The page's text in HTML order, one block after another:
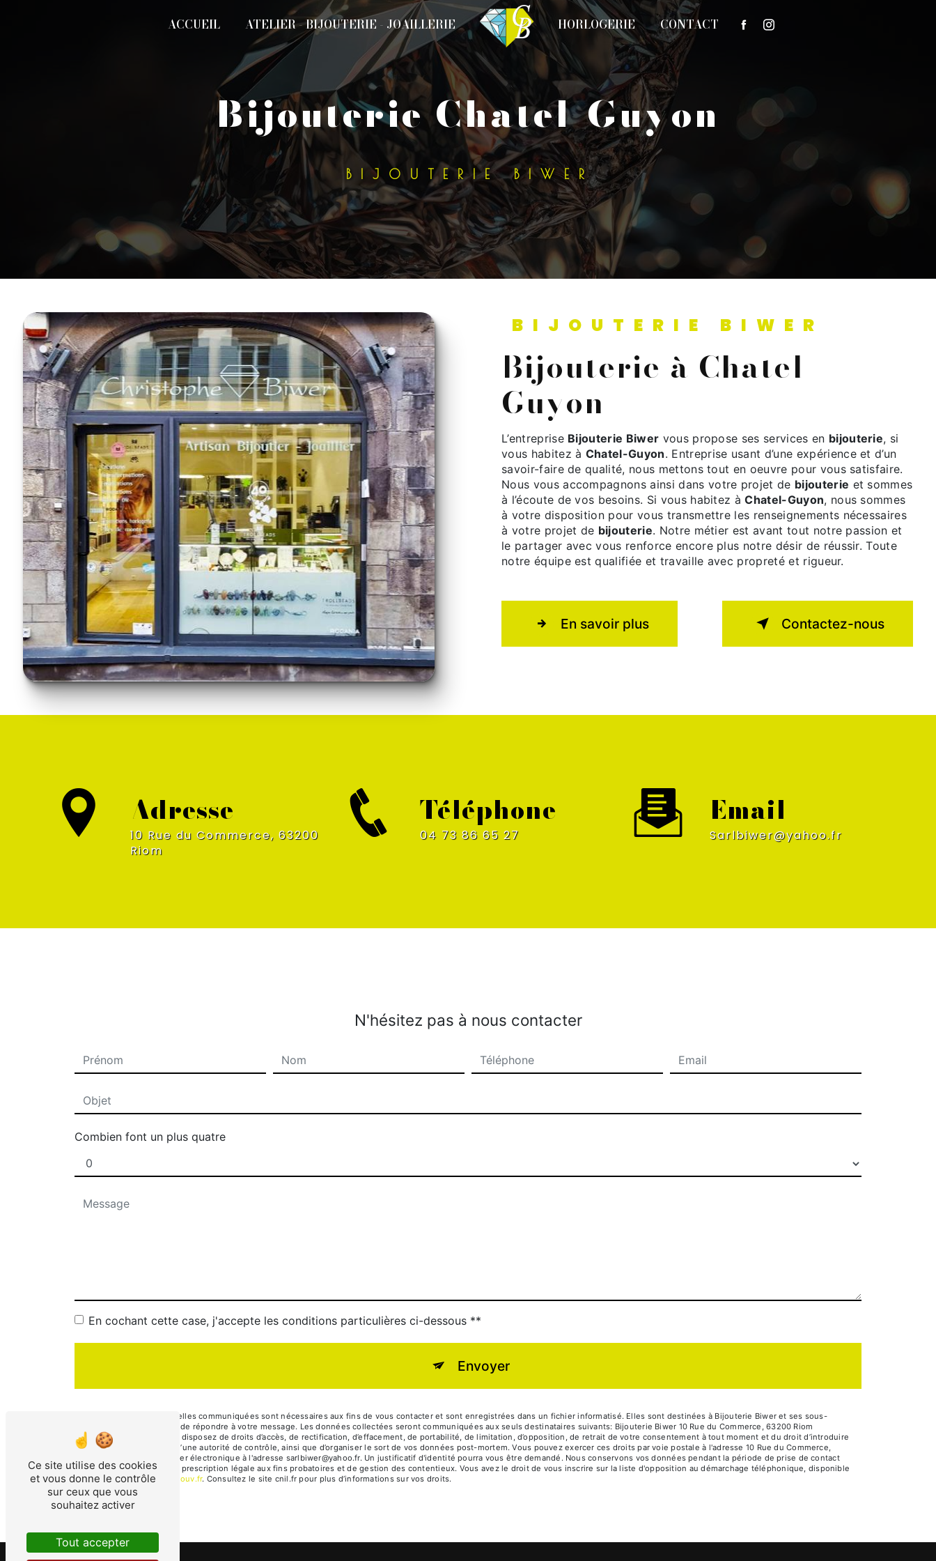
ACCUEIL ATELIER - BIJOUTERIE - JOAILLERIE HORLOGERIE CONTACT
bijouterie Chatel-Guyon
BIJOUTERIE BIWER
BIJOUTERIE BIWER
bijouterie à Chatel-
Guyon
L’entreprise Bijouterie Biwer vous propose ses services en bijouterie, si
vous habitez à Chatel-Guyon. Entreprise usant d’une expérience et d’un
savoir-faire de qualité, nous mettons tout en oeuvre pour vous satisfaire.
Nous vous accompagnons ainsi dans votre projet de bijouterie et sommes
à l’écoute de vos besoins. Si vous habitez àChatel-Guyon, nous sommes
à votre disposition pour vous transmettre les renseignements nécessaires
à votre projet de bijouterie. Notre métier est avant tout notre passion et
le partager avec vous renforce encore plus notre désir de réussir. Toute
notre équipe est qualifiée et travaille avec propreté et rigueur.
En savoir plus Contactez-nous
Adresse
10 Rue du Commerce, 63200
Riom
Téléphone
04 73 86 65 27
Email
sarlbiwer@yahoo.fr
N'hésitez pas à nous contacter
Combien font un plus quatre
En cochant cette case, j'accepte les conditions particulières ci-dessous **
Envoyer
** Les données personnelles communiquées sont nécessaires aux fins de vous contacter et sont enregistrées dans un fichier informatisé. Elles sont destinées à Bijouterie Biwer et ses sous-
traitants dans le seul but de répondre à votre message. Les données collectées seront communiquées aux seuls destinataires suivants: Bijouterie Biwer 10 Rue du Commerce, 63200 Riom
sarlbiwer@yahoo.fr. Vous disposez de droits d’accès, de rectification, d’effacement, de portabilité, de limitation, d’opposition, de retrait de votre consentement à tout moment et du droit d’introduire
une réclamation auprès d’une autorité de contrôle, ainsi que d’organiser le sort de vos données post-mortem. Vous pouvez exercer ces droits par voie postale à l'adresse 10 Rue du Commerce,
63200 Riom ou par courrier électronique à l'adresse sarlbiwer@yahoo.fr. Un justificatif d'identité pourra vous être demandé. Nous conservons vos données pendant la période de prise de contact
puis pendant la durée de prescription légale aux fins probatoires et de gestion des contentieux. Vous avez le droit de vous inscrire sur la liste d'opposition au démarchage téléphonique, disponible
à cette adresse: Bloctel.gouv.fr. Consultez le site cnil.fr pour plus d’informations sur vos droits.
Ce site utilise des cookies
et vous donne le contrôle
sur ceux que vous
souhaitez activer
Tout accepter